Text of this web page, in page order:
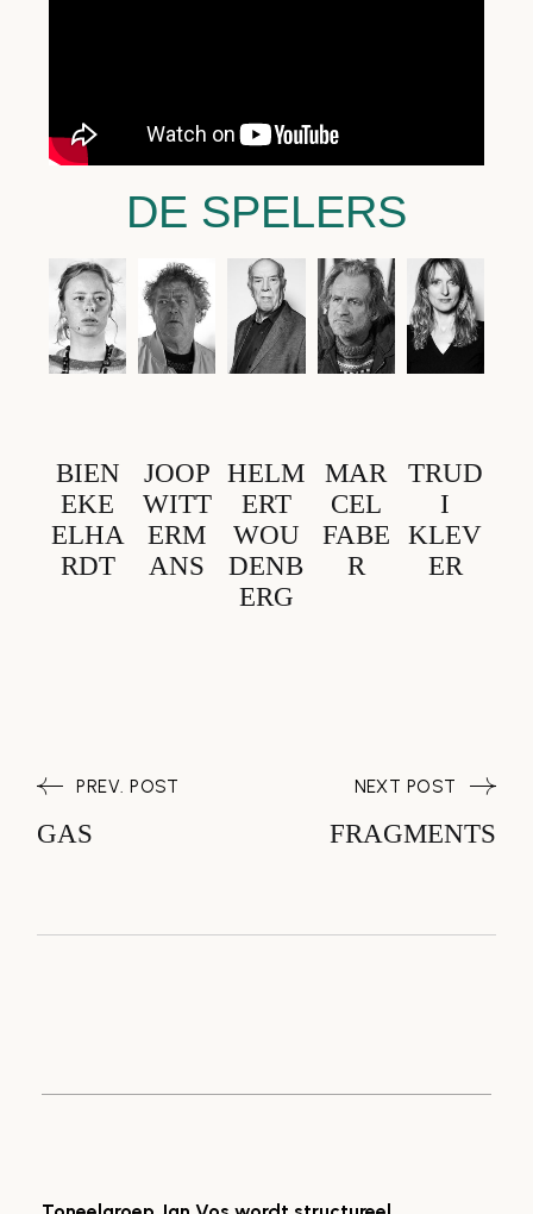
DE SPELERS
BIEN
EKE
ELHA
RDT
JOOP
WITT
ERM
ANS
HELM
ERT
WOU
DENB
ERG
MAR
CEL
FABE
R
TRUD
I
KLEV
ER
PREV. POST
GAS FRAGMENTS
NEXT POST